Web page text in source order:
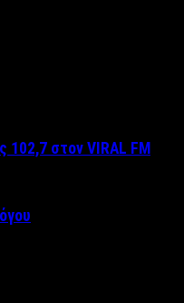
102,7 στον VIRAL FM